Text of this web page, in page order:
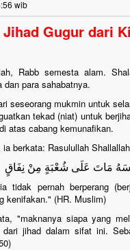
wib
Gugur dari
Rabb semesta alam.
dan para sahabatnya.
seseorang mukmin untuk
tekad (niat) untuk
atas cabang kemunafikan.
berkata: Rasulullah
مَاتَ عَلَى شُعْبَةٍ مِنْ نِفَاقٍ
tidak pernah berperang
kenifakan." (HR. Muslim)
"maknanya siapa yang
jihad dalam sifat ini.